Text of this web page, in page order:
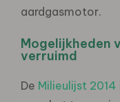
aardgasmotor.
Mogelijkheden
verruimd
De Milieulijst 2014